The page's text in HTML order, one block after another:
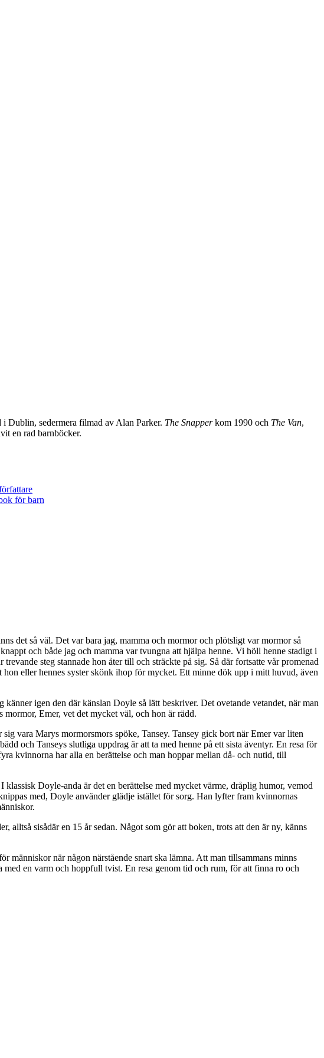
i Dublin, sedermera filmad av Alan Parker. The Snapperkom 1990 och The Van,
en rad barnböcker.
det så väl. Det var bara jag, mamma och mormor och plötsligt var mormor så
och både jag och mamma var tvungna att hjälpa henne. Vi höll henne stadigt i
trevande steg stannade hon åter till och sträckte på sig. Så där fortsatte vår promenad
eller hennes syster skönk ihop för mycket. Ett minne dök upp i mitt huvud, även
igen den där känslan Doyle så lätt beskriver. Det ovetande vetandet, när man
Emer, vet det mycket väl, och hon är rädd.
vara Marys mormorsmors spöke, Tansey. Tansey gick bort när Emer var liten
och Tanseys slutliga uppdrag är att ta med henne på ett sista äventyr. En resa för
kvinnorna har alla en berättelse och man hoppar mellan då- och nutid, till
Doyle-anda är det en berättelse med mycket värme, dråplig humor, vemod
med, Doyle använder glädje istället för sorg. Han lyfter fram kvinnornas
sisådär en 15 år sedan. Något som gör att boken, trots att den är ny, känns
när någon närstående snart ska lämna. Att man tillsammans minns
en varm och hoppfull tvist. En resa genom tid och rum, för att finna ro och